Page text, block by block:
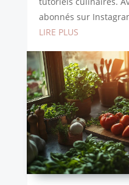
abonnés sur
LIRE PLUS